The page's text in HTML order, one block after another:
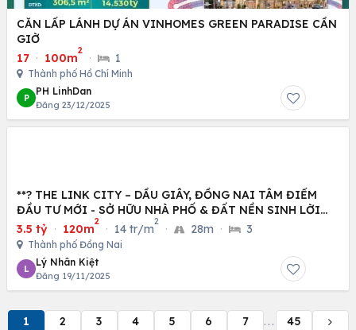
CĂN LẤP LÁNH DỰ ÁN VINHOMES GREEN PARADISE CẦN
GIỜ
17 · 100m
2
· 1
Thành phố Hồ Chí Minh
P
PH LinhDan
Đăng 23/12/2025
**? THE LINK CITY – DẦU GIÂY, ĐỒNG NAI TÂM ĐIỂM
ĐẦU TƯ MỚI - SỞ HỮU NHÀ PHỐ & ĐẤT NỀN SINH LỜI
CAO
3.5 tỷ · 120m
2
· 14 tr/m
2
· 28m · 3
Thành phố Đồng Nai
L
Lý Nhân Kiệt
Đăng 19/11/2025
1 2 3 4 5 6 7 ... 45